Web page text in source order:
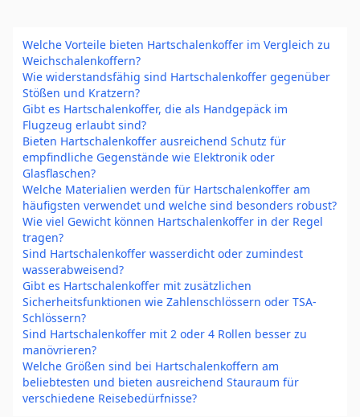
Welche Vorteile bieten Hartschalenkoffer im Vergleich zu
Weichschalenkoffern?
Wie widerstandsfähig sind Hartschalenkoffer gegenüber
Stößen und Kratzern?
Gibt es Hartschalenkoffer, die als Handgepäck im
Flugzeug erlaubt sind?
Bieten Hartschalenkoffer ausreichend Schutz für
empfindliche Gegenstände wie Elektronik oder
Glasflaschen?
Welche Materialien werden für Hartschalenkoffer am
häufigsten verwendet und welche sind besonders robust?
Wie viel Gewicht können Hartschalenkoffer in der Regel
tragen?
Sind Hartschalenkoffer wasserdicht oder zumindest
wasserabweisend?
Gibt es Hartschalenkoffer mit zusätzlichen
Sicherheitsfunktionen wie Zahlenschlössern oder TSA-
Schlössern?
Sind Hartschalenkoffer mit 2 oder 4 Rollen besser zu
manövrieren?
Welche Größen sind bei Hartschalenkoffern am
beliebtesten und bieten ausreichend Stauraum für
verschiedene Reisebedürfnisse?